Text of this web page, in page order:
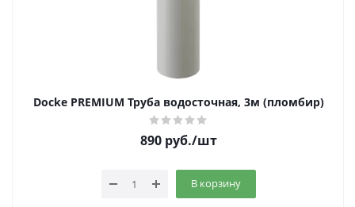
Docke PREMIUM Труба водосточная, 3м (пломбир)
890руб./шт
В корзину